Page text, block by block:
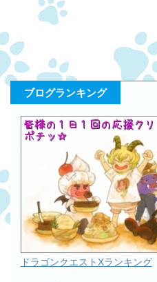
ブログランキング
ドラゴンクエストXランキング